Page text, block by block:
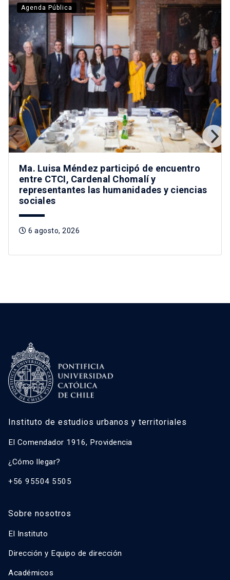
Agenda Pública
Ma. Luisa Méndez participó de encuentro
entre CTCI, Cardenal Chomalí y
representantes las humanidades y ciencias
sociales
6 agosto, 2026
Instituto de estudios urbanos y territoriales
El Comendador 1916, Providencia
¿Cómo llegar?
+56 95504 5505
Sobre nosotros
El Instituto
Dirección y Equipo de dirección
Académicos